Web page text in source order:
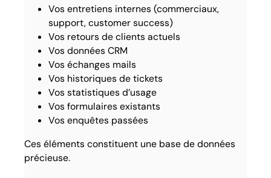
Vos entretiens internes (commerciaux,
support, customer success)
Vos retours de clients actuels
Vos données CRM
Vos échanges mails
Vos historiques de tickets
Vos statistiques d’usage
Vos formulaires existants
Vos enquêtes passées
Ces éléments constituent une base de données
précieuse.